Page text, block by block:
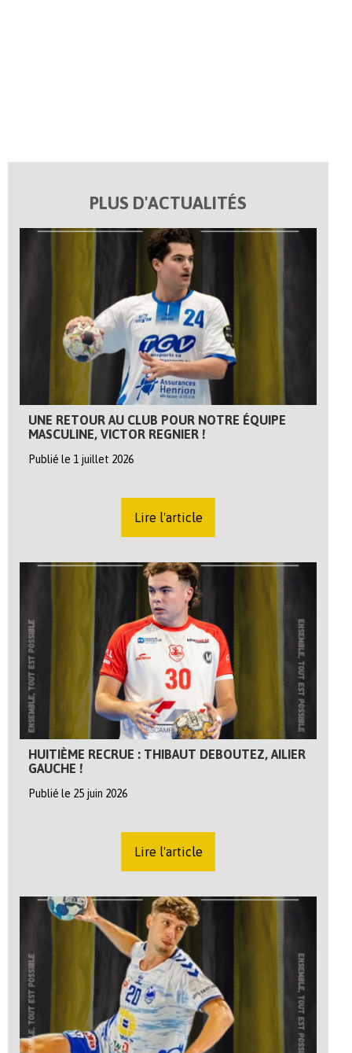
PLUS D'ACTUALITÉS
UNE RETOUR AU CLUB POUR NOTRE ÉQUIPE
MASCULINE, VICTOR REGNIER !
Publié le 1 juillet 2026
Lire l'article
HUITIÈME RECRUE : THIBAUT DEBOUTEZ, AILIER
GAUCHE !
Publié le 25 juin 2026
Lire l'article